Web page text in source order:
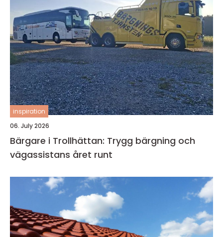
inspiration
06. July 2026
Bärgare i Trollhättan: Trygg bärgning och
vägassistans året runt